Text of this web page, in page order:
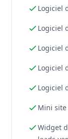
Logiciel
Logiciel
Logiciel
Logiciel
Logiciel
Mini site
Widget